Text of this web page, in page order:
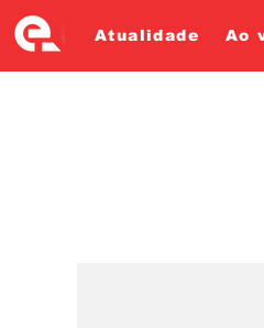
Atualidade Ao